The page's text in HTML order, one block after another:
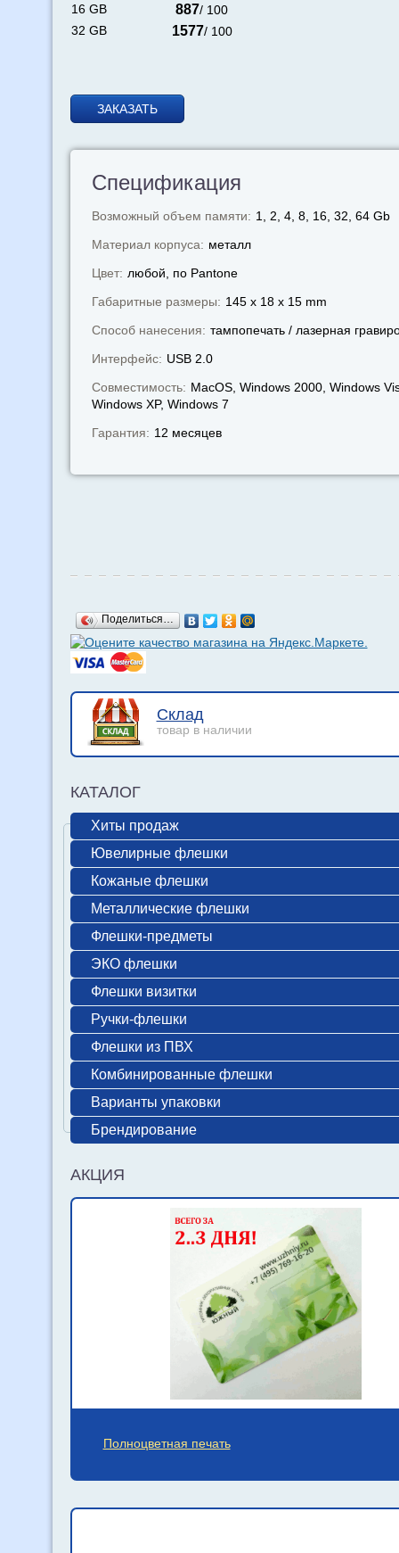
16 GB
887/ 100
32 GB
1577/ 100
ЗАКАЗАТЬ
Спецификация
Возможный объем памяти: 1, 2, 4, 8, 16, 32, 64 Gb
Материал корпуса: металл
Цвет: любой, по Pantone
Габаритные размеры: 145 x 18 x 15 mm
Способ нанесения: тампопечать / лазерная
Интерфейс: USB 2.0
Совместимость: MacOS, Windows 2000, Windows
Windows XP, Windows 7
Гарантия: 12 месяцев
Поделиться…
Склад
товар в наличии
КАТАЛОГ
Хиты продаж
Ювелирные флешки
Кожаные флешки
Металлические флешки
Флешки-предметы
ЭКО флешки
Флешки визитки
Ручки-флешки
Флешки из ПВХ
Комбинированные флешки
Варианты упаковки
Брендирование
АКЦИЯ
Полноцветная печать